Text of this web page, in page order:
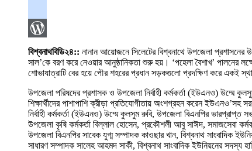
Link
blogger_post
WordPress
বিশ্বনাথবিডি২৪:: নানান আয়োজনে সিলেটের বিশ্বনাথে উপজেলা প্রশাসনের
সাল’কে বরণ করে নেওয়ার আনুষ্ঠানিকতা শুরু হয়। ‘পহেলা বৈশাখ’ পালনের
শোভাযাত্রাটি বের হয়ে পৌর শহরের প্রধান সড়কগুলো প্রদক্ষিণ করে একই
উপজেলা পরিষদের প্রশাসক ও উপজেলা নির্বাহী কর্মকর্তা (ইউএনও) উম্মে
শিক্ষার্থীদের পাশাপাশি ক্রীড়া প্রতিযোগীতায় অংশগ্রহন করেন ইউএনও’সহ
নির্বাহী কর্মকর্তা (ইউএনও) উম্মে কুলসুম রুবি, উপজেলা বিএনপির
উপজেলা কৃষি কর্মকর্তা বিল্লাল হোসেন, প্রকৌশলী আবু সাঈদ, সমাজসেবা
উপজেলা বিএনপির সাবেক যুগ্ম সম্পাদক কাওছার খান, বিশ্বনাথ সাংবাদিক
সাধারণ সম্পাদক সালেহ আহমদ সাকী, বিশ্বনাথ সাংবাদিক ইউনিয়নের সদস্য